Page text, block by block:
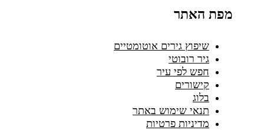
מפת האתר
שיפוץ גירים אוטומטיים
גיר רובוטי
חפש לפי עיר
קישורים
בלוג
תנאי שימוש באתר
מדיניות פרטיות